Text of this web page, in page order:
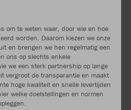
om te weten waar, door wie en hoe
worden. Daarom kiezen we onze
en brengen we hen regelmatig een
ons op slechts enkele
we een sterk partnership op lange
vergroot de transparantie en maakt
hoge kwaliteit en snelle levertijden
welke doelstellingen en normen